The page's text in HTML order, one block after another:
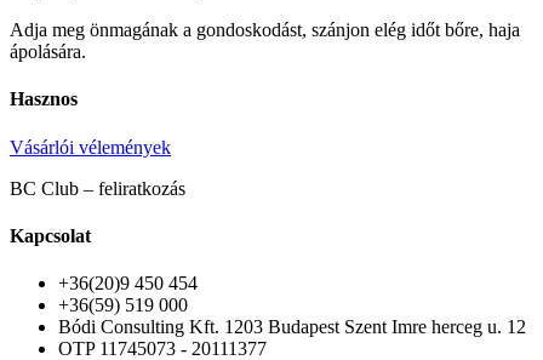
Adja meg önmagának a gondoskodást, szánjon elég időt bőre, haja
ápolására.
Hasznos
Vásárlói vélemények
BC Club – feliratkozás
Kapcsolat
+36(20)9 450 454
+36(59) 519 000
Bódi Consulting Kft. 1203 Budapest Szent Imre herceg u. 12
OTP 11745073 - 20111377